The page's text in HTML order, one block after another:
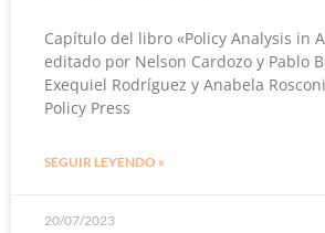
Capítulo del libro «Policy Analysis in
editado por Nelson Cardozo y Pablo
Exequiel Rodríguez y Anabela
Policy Press
SEGUIR LEYENDO »
20/07/2023